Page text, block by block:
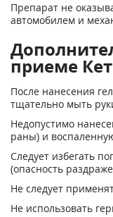
Препарат не
автомобилем и
приеме
После нанесения
тщательно мыть
Недопустимо
раны) и
Следует избегать
(опасность
Не следует
Не использовать